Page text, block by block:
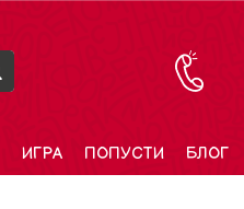
ИГРА ПОПУСТИ БЛОГ